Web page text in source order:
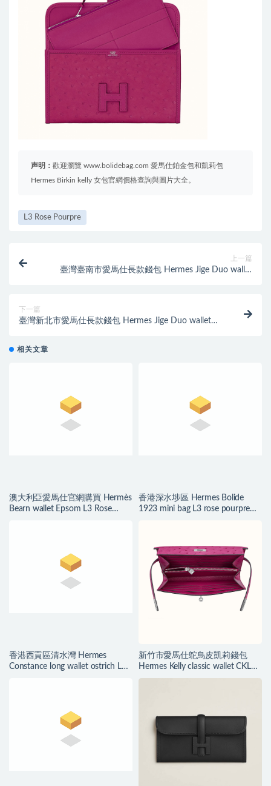
声明： 歡迎瀏覽 www.bolidebag.com 愛馬仕鉑金包和凱莉包
Hermes Birkin kelly 女包官網價格查詢與圖片大全。
L3 Rose Pourpre
上一篇
臺灣臺南市愛馬仕長款錢包 Hermes Jige Duo wallet
下一篇
臺灣新北市愛馬仕長款錢包 Hermes Jige Duo wallet
相关文章
澳大利亞愛馬仕官網購買 Hermès
Bearn wallet Epsom L3 Rose
香港深水埗區 Hermes Bolide
1923 mini bag L3 rose pourpre
香港西貢區清水灣 Hermes
Constance long wallet ostrich L3
新竹市愛馬仕鴕鳥皮凱莉錢包
Hermes Kelly classic wallet CKL3
Rose Pourpre